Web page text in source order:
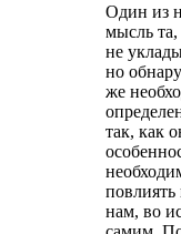
Один из
мысль та,
не
но
же
так, как
нам, во